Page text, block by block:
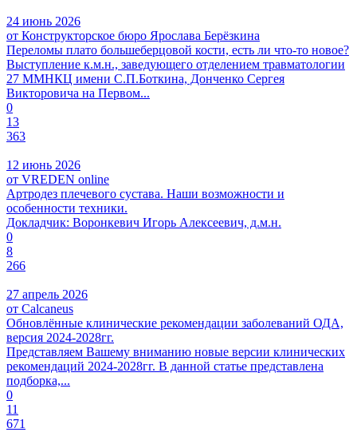
24 июнь 2026
от Конструкторское бюро Ярослава Берёзкина
Переломы плато большеберцовой кости, есть ли что-то новое?
Выступление к.м.н., заведующего отделением травматологии
27 ММНКЦ имени С.П.Боткина, Донченко Сергея
Викторовича на Первом...
0
13
363
12 июнь 2026
от VREDEN online
Артродез плечевого сустава. Наши возможности и
особенности техники.
Докладчик: Воронкевич Игорь Алексеевич, д.м.н.
0
8
266
27 апрель 2026
от Calcaneus
Обновлённые клинические рекомендации заболеваний ОДА,
версия 2024-2028гг.
Представляем Вашему вниманию новые версии клинических
рекомендаций 2024-2028гг. В данной статье представлена
подборка,...
0
11
671